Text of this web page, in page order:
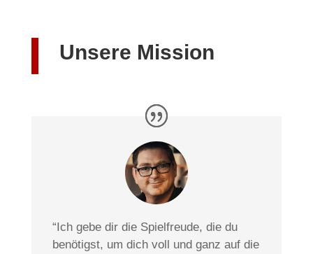
Unsere Mission
“Ich gebe dir die Spielfreude, die du
benötigst, um dich voll und ganz auf die